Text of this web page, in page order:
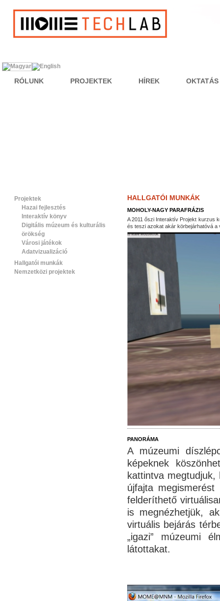
RÓLUNK PROJEKTEK HÍREK OKTATÁS
Projektek
Hazai fejlesztés
Interaktív könyv
Digitális múzeum és kulturális
örökség
Városi játékok
Adatvizualizáció
Hallgatói munkák
Nemzetközi projektek
HALLGATÓI MUNKÁK
MOHOLY-NAGY PARAFRÁZIS
A 2011 őszi Interaktív Projekt kurzus
és teszi azokat akár körbejárhatóvá a
PANORÁMA
A múzeumi
képeknek
kattintva
újfajta
felderíthető
is megnézhetjük,
virtuális bejárás
„igazi” múzeumi
látottakat.